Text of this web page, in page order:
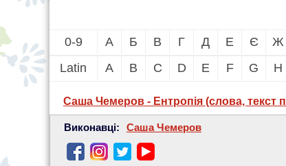
0-9 А Б В Г Д Е Є Ж
Latin
A B C D E F G H
Саша Чемеров - Ентропія (слова, текст
Виконавці: Саша Чемеров